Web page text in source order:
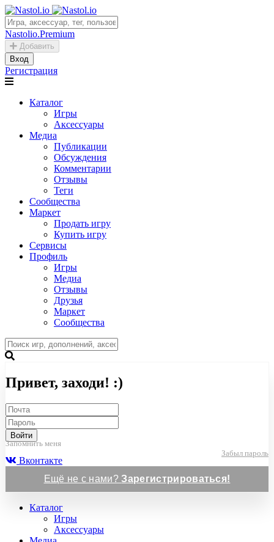
Nastolio.Premium
Добавить
Вход
Регистрация
Каталог
Игры
Аксессуары
Медиа
Публикации
Обсуждения
Комментарии
Отзывы
Теги
Сообщества
Маркет
Продать игру
Купить игру
Сервисы
Профиль
Игры
Медиа
Отзывы
Друзья
Маркет
Сообщества
Привет, заходи! :)
Войти
Запомнить меня
Забыл пароль
Вконтакте
Ещё не с нами?Зарегистрироваться!
Каталог
Игры
Аксессуары